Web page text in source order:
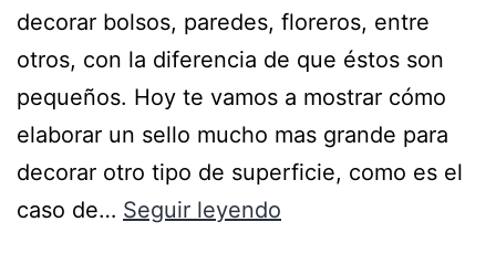
decorar bolsos, paredes, floreros, entre
otros, con la diferencia de que éstos son
pequeños. Hoy te vamos a mostrar cómo
elaborar un sello mucho mas grande para
decorar otro tipo de superficie, como es el
caso de… Seguir leyendo